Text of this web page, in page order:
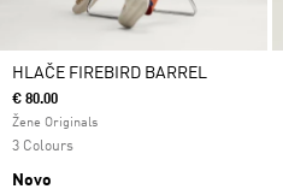
HLAČE FIREBIRD BARREL
€ 80.00
Žene Originals
3 Colours
Novo